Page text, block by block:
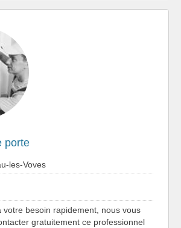
porte
les-Voves
votre besoin rapidement, nous vous
gratuitement ce professionnel